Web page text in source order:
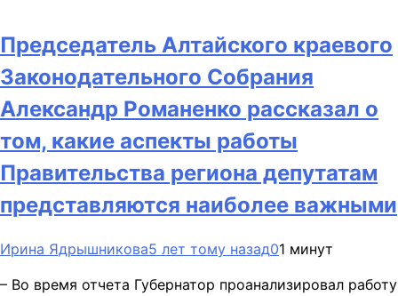
Председатель Алтайского краевого
Законодательного Собрания
Александр Романенко рассказал о
том, какие аспекты работы
Правительства региона депутатам
представляются наиболее важными
Ирина Ядрышникова5 лет тому назад01 минут
– Во время отчета Губернатор проанализировал работу